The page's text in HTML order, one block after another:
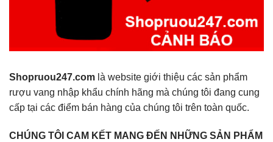
Shopruou247.com là website giới thiệu các sản phẩm
rượu vang nhập khẩu chính hãng mà chúng tôi đang cung
cấp tại các điểm bán hàng của chúng tôi trên toàn quốc.
CHÚNG TÔI CAM KẾT MANG ĐẾN NHỮNG SẢN PHẨM